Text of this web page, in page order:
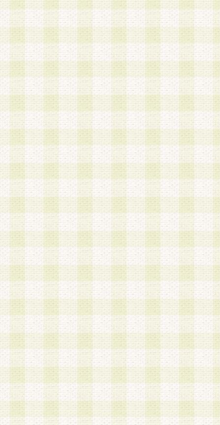
a.既に登録されている会員と同一のメールアドレ
録する場合
b.本サービスと同様のサービスを提供している企
業に従事していると思われる本人またはその家族
場合
c.その他当社が不適切と判断する場合
2.当社は、会員登録希望者を会員として承認する
した 場合、会員登録希望者による会員登録手続
による承認後の場合であっても、会員登録の取り
の抹消を、当社が適切と判 断する方法・手段に
とができるものとします。
3.会員登録希望者が18歳未満、成年被後見人、被
人 である場合は、親権者などの法定代理人の同
録を行うものとします。なお、義務教育学齢に該
者については、登録時に 当社が別途定める方法
権者による承認手続きを行うものとします。
第3条 会員の登録方法
1.会員登録手続きは、会員登録希望者本人が行う
る登録は一切認められないものとします。
2.会員登録希望者は、本規約に同意の後、当社指
画 面」において、当社が指定する必要事項を入
を行うものとします。当社は、会員登録を承認し
会員として本サービスを 受けるためのログイン
を付与します。
3.会員は、会員登録の際に申告する登録情報の全
いかなる虚偽の申告をも行ってはならないものと
4.会員は、複数のログインＩＤおよびパスワード
いものとします。
第4条 ログインIDおよびパスワードの管理